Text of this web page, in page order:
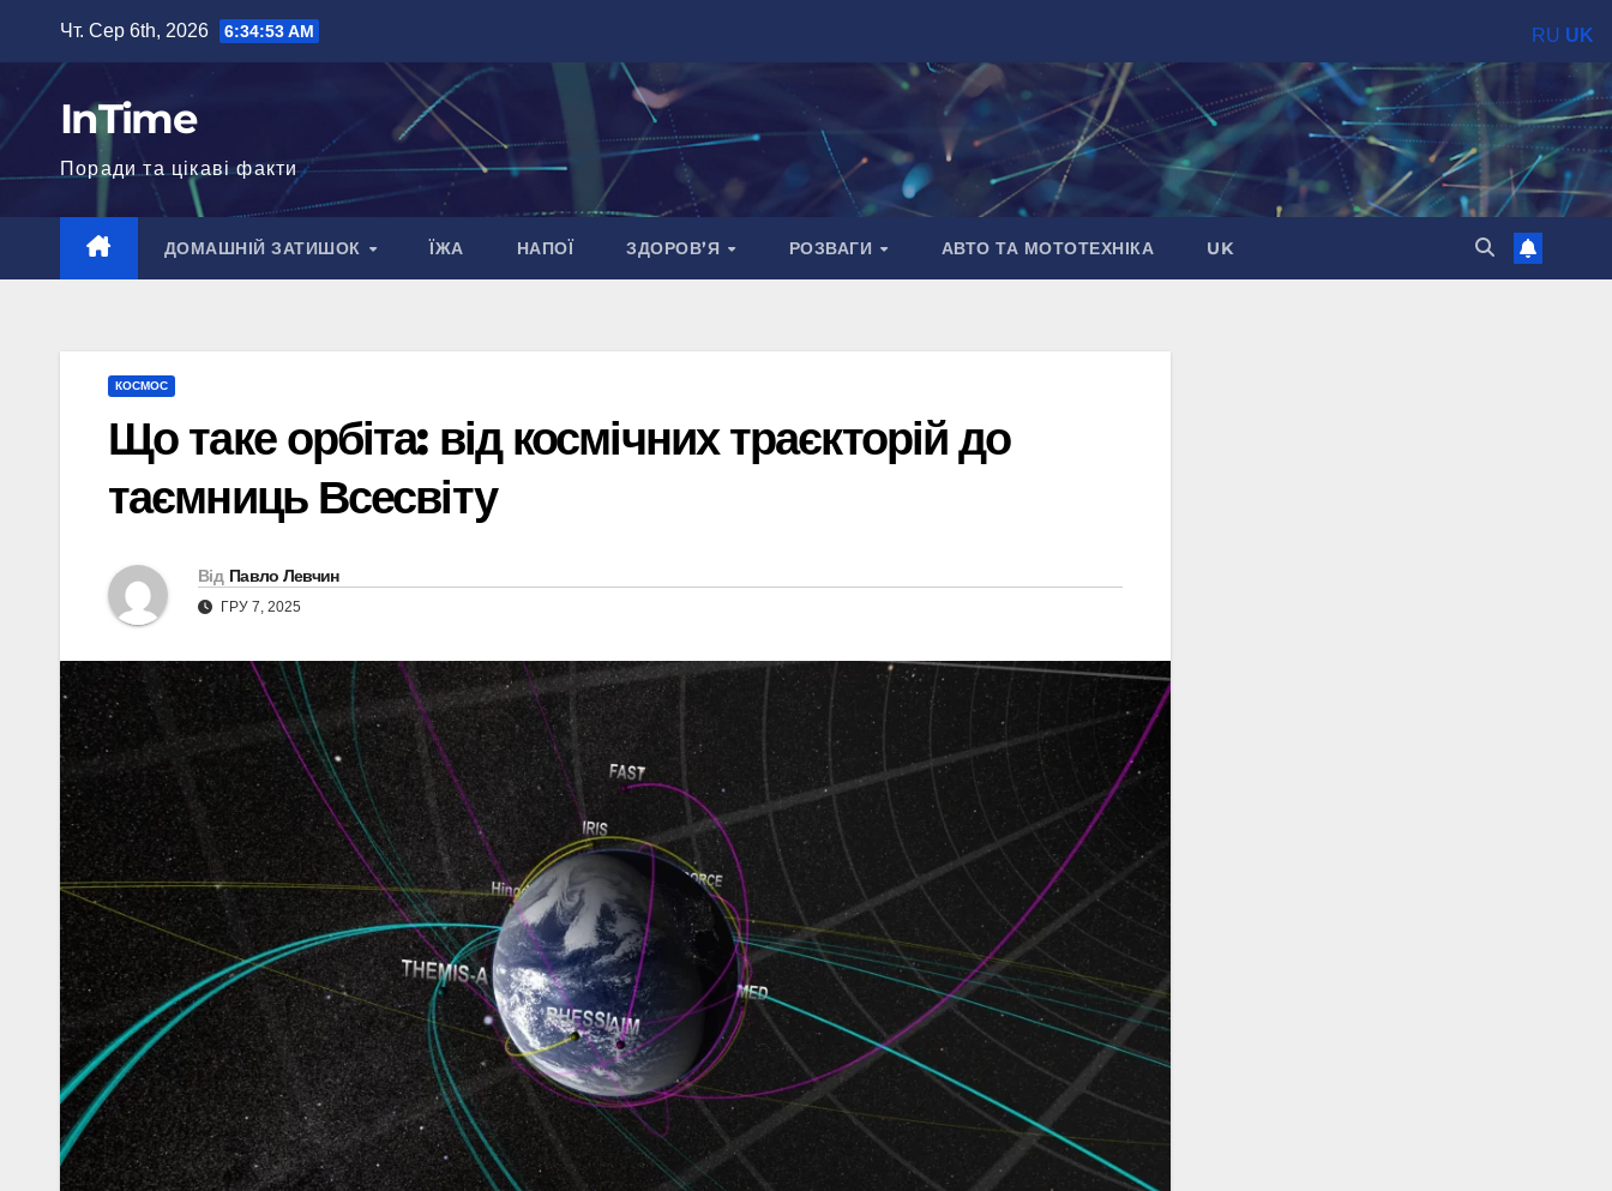
вмісту
Чт. Сер 6th, 2026 6:34:54 AM
InTime
Поради та цікаві факти
ДОМАШНІЙ ЗАТИШОК ЇЖА НАПОЇ ЗДОРОВ’Я РОЗВАГИ АВТО ТА МОТОТЕХНІКА UK
КОСМОС
Що таке орбіта: від космічних траєкторій до
таємниць Всесвіту
Від Павло Левчин
ГРУ 7, 2025
RU UK